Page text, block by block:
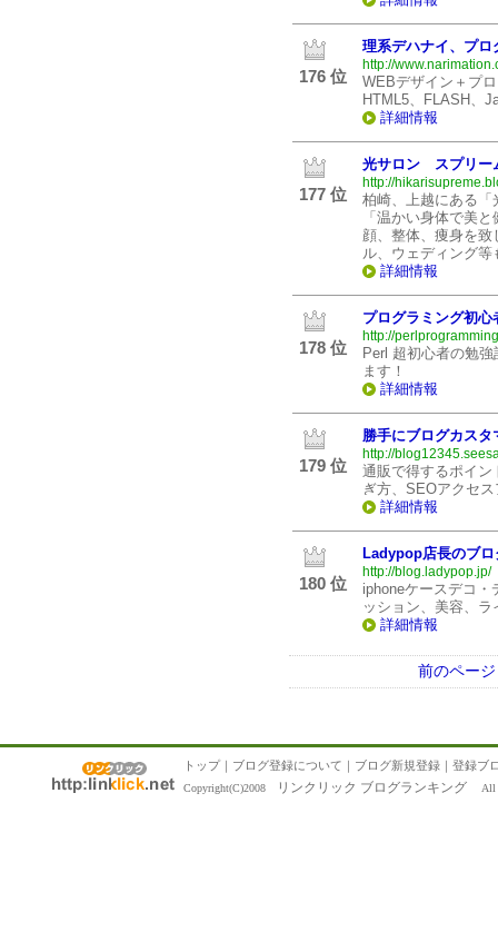
176 位
理系デハナイ、プロ
http://
WEBデザイン＋プ
HTML5、FLASH、
詳細情報
177 位
光サロン スプリー
http://
柏崎、上越にある
「温かい身体で美
顔、整体、痩身を
ル、ウェディング
詳細情報
178 位
プログラミング初
http://
Perl 超初心者の勉
ます！
詳細情報
179 位
勝手にブログカスタ
http://
通販で得するポイン
ぎ方、SEOアクセ
詳細情報
180 位
Ladypop店長のブロ
http://blog.ladypop.jp/
iphoneケースデコ
ッション、美容、
詳細情報
前のページ
トップ｜ ブログ登録について ｜ ブログ新規登録 ｜ 登録ブ
Copyright(C)2008 リンクリック ブログランキング All